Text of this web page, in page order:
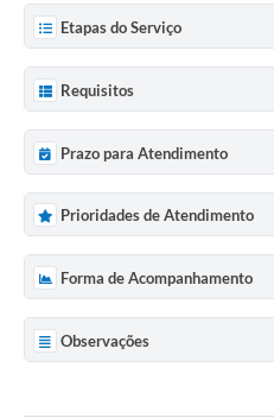
Etapas do Serviço
Requisitos
Prazo para Atendimento
Prioridades de Atendimento
Forma de Acompanhamento
Observações